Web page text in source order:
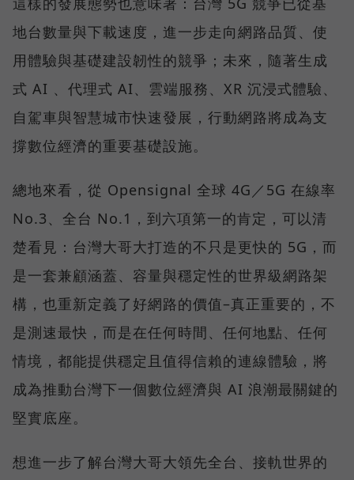
地台數量與下載速度，進一步走向網路品質、使
用體驗與基礎建設韌性的競爭；未來，隨著生成
式 AI 、代理式 AI、雲端服務、XR 沉浸式體驗、
自駕車與智慧城市快速發展，行動網路將成為支
撐數位經濟的重要基礎設施。
總地來看，從 Opensignal 全球 4G／5G 在線率
No.3、全台 No.1，到六項第一的肯定，可以清
楚看見：台灣大哥大打造的不只是更快的 5G，而
是一套兼顧涵蓋、容量與穩定性的世界級網路架
構，也重新定義了好網路的價值–真正重要的，不
是測速最快，而是在任何時間、任何地點、任何
情境，都能提供穩定且值得信賴的連線體驗，將
成為推動台灣下一個數位經濟與 AI 浪潮最關鍵的
堅實底座。
想進一步了解台灣大哥大領先全台、接軌世界的